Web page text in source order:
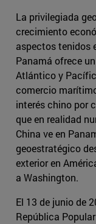
La privilegiada
crecimiento
aspectos tenidos
Panamá ofrece
Atlántico y
comercio
interés chino por
que en realidad
China ve en
geoestratégico
exterior en
a Washington.
El 13 de junio de
República